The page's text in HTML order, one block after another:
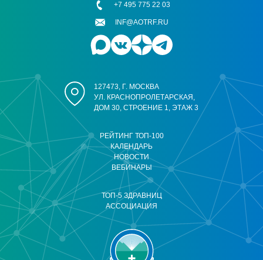
РЕЙТИНГ ТОП-100
КАЛЕНДАРЬ
НОВОСТИ
ВЕБИНАРЫ
ТОП-5 ЗДРАВНИЦ
АССОЦИАЦИЯ
127473, Г. МОСКВА
УЛ. КРАСНОПРОЛЕТАРСКАЯ,
ДОМ 30, СТРОЕНИЕ 1, ЭТАЖ 3
+7 495 775 22 03
INF@AOTRF.RU